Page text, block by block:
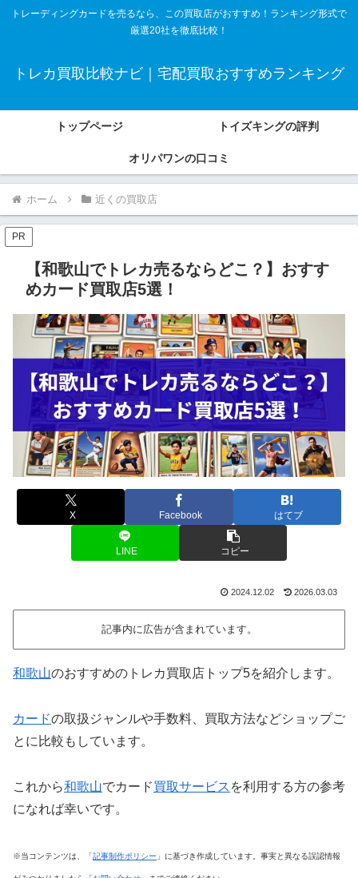
トレーディングカードを売るなら、この買取店がおすすめ！ランキング形式で
厳選20社を徹底比較！
トレカ買取比較ナビ｜宅配買取おすすめランキング
トップページ トイズキングの評判
オリパワンの口コミ
ホーム 近くの買取店
PR
【和歌山でトレカ売るならどこ？】おすす
めカード買取店5選！
X Facebook はてブ
LINE コピー
2024.12.02 2026.03.03
記事内に広告が含まれています。
和歌山のおすすめのトレカ買取店トップ5を紹介します。
カードの取扱ジャンルや手数料、買取方法などショップご
とに比較もしています。
これから和歌山でカード買取サービス を利用する方の参考
になれば幸いです。
※当コンテンツは、「記事制作ポリシー 」に基づき作成しています。事実と異なる誤認情報